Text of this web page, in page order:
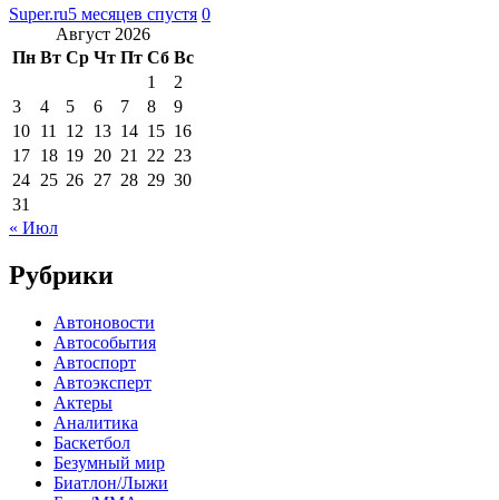
Super.ru5 месяцев спустя 0
Август 2026
Пн Вт Ср Чт Пт Сб Вс
1
2
3
4 5 6 7 8
9
10 11 12 13 14 15 16
17 18 19 20 21 22 23
24 25 26 27 28 29 30
31
« Июл
Рубрики
Автоновости
Автособытия
Автоспорт
Автоэксперт
Актеры
Аналитика
Баскетбол
Безумный мир
Биатлон/Лыжи